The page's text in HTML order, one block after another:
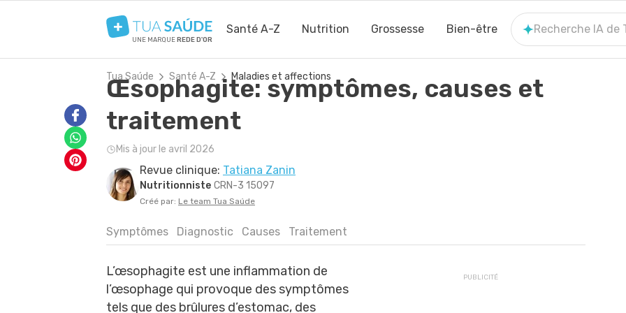
Santé A-Z Nutrition Grossesse Bien-être
UNE MARQUEREDE D'OR
Recherche IA de
Tua Saúde Santé A-Z Maladies et affections
Œsophagite: symptômes, causes et
traitement
Mis à jour le avril 2026
Revue clinique: Tatiana Zanin
Nutritionniste CRN-3 15097
Créé par: Le team Tua Saúde
Symptômes Diagnostic Causes Traitement
L’œsophagite est une inflammation de
l’œsophage qui provoque des symptômes
tels que des brûlures d’estomac, des